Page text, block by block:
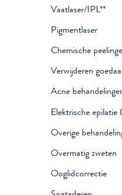
Vaatlaser/IPL**
Pigmentlaser
Chemische
Verwijderen
Acne
Elektrische
Overige
Overmatig zweten
Ooglidcorrectie